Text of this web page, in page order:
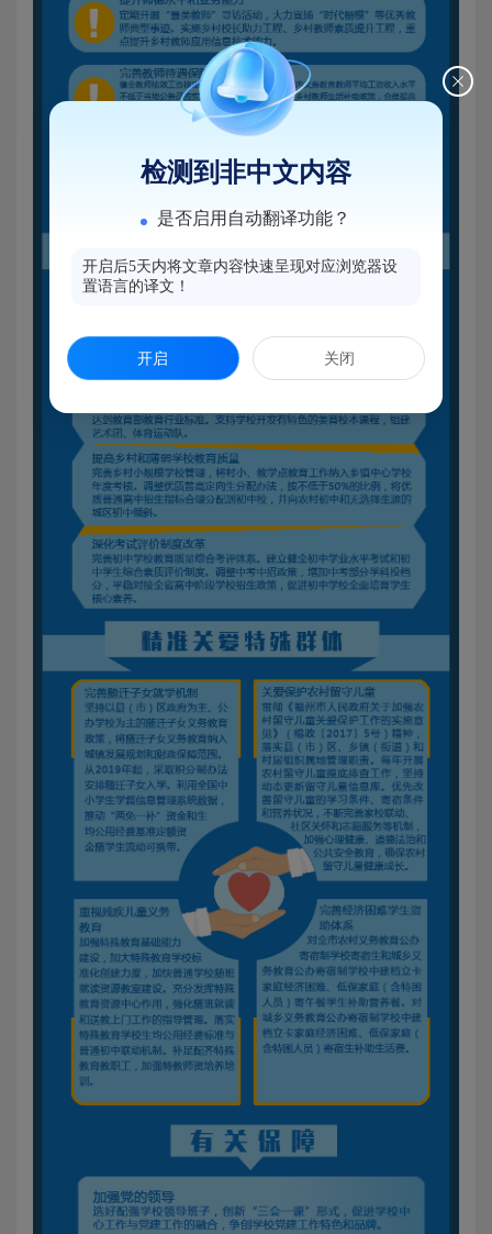
检测到非中文内容
是否启用自动翻译功能？
开启后5天内将文章内容快速呈现对应浏览器设
置语言的译文！
开启 关闭